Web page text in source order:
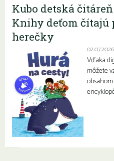
Kubo detská
Knihy deťom čítajú
herečky
02.07.2026
Vďaka
môžete